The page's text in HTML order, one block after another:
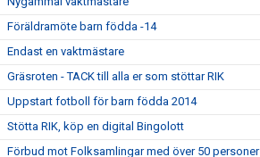
Föräldramöte barn födda -14
Endast en vaktmästare
Gräsroten - TACK till alla er som stöttar RIK
Uppstart fotboll för barn födda 2014
Stötta RIK, köp en digital Bingolott
Förbud mot Folksamlingar med över 50 personer